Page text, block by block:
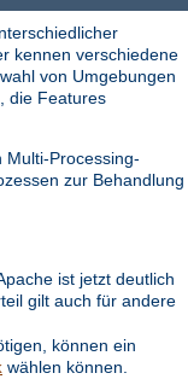
kennen verschiedene
von Umgebungen
die Features
Multi-Processing-
zur Behandlung
ist jetzt deutlich
gilt auch für andere
können ein
wählen können.